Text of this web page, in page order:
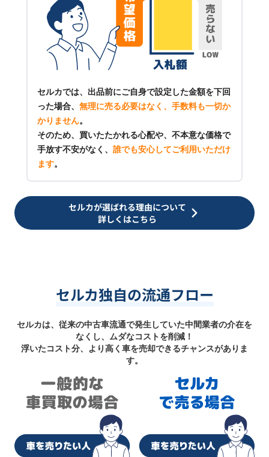
セルカでは、出品前にご自身で設定した金額を下回
った場合、 無理に売る必要はなく、手数料も一切か
かりません。
そのため、買いたたかれる心配や、不本意な価格で
手放す不安がなく、 誰でも安心してご利用いただけ
ます。
セルカが選ばれる理由について
詳しくはこちら
セルカ独自の流通フロー
セルカは、従来の中古車流通で発生していた中間業者の介在を
なくし、ムダなコストを削減！
浮いたコスト分、より高く車を売却できるチャンスがありま
す。